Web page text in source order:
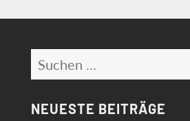
Suchen
nach:
NEUESTE BEITRÄGE